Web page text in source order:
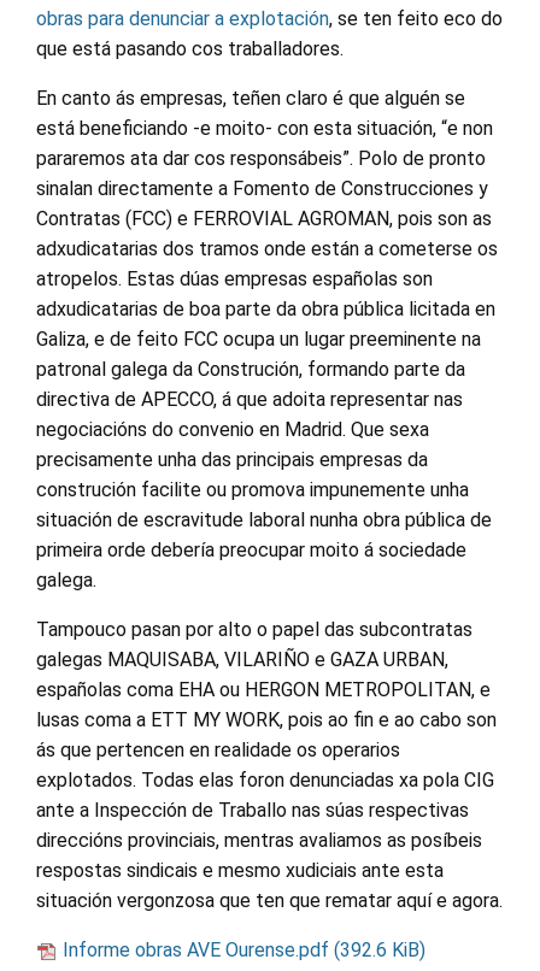
obras para denunciar a explotación, se ten feito eco do
que está pasando cos traballadores.
En canto ás empresas, teñen claro é que alguén se
está beneficiando -e moito- con esta situación, “e non
pararemos ata dar cos responsábeis”. Polo de pronto
sinalan directamente a Fomento de Construcciones y
Contratas (FCC) e FERROVIAL AGROMAN, pois son as
adxudicatarias dos tramos onde están a cometerse os
atropelos. Estas dúas empresas españolas son
adxudicatarias de boa parte da obra pública licitada en
Galiza, e de feito FCC ocupa un lugar preeminente na
patronal galega da Construción, formando parte da
directiva de APECCO, á que adoita representar nas
negociacións do convenio en Madrid. Que sexa
precisamente unha das principais empresas da
construción facilite ou promova impunemente unha
situación de escravitude laboral nunha obra pública de
primeira orde debería preocupar moito á sociedade
galega.
Tampouco pasan por alto o papel das subcontratas
galegas MAQUISABA, VILARIÑO e GAZA URBAN,
españolas coma EHA ou HERGON METROPOLITAN, e
lusas coma a ETT MY WORK, pois ao fin e ao cabo son
ás que pertencen en realidade os operarios
explotados. Todas elas foron denunciadas xa pola CIG
ante a Inspección de Traballo nas súas respectivas
direccións provinciais, mentras avaliamos as posíbeis
respostas sindicais e mesmo xudiciais ante esta
situación vergonzosa que ten que rematar aquí e agora.
Informe obras AVE Ourense.pdf (392.6 KiB)